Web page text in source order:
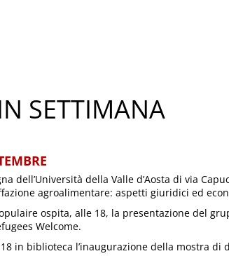
SETTIMANA
dell’Università della Valle d’Aosta di via
agroalimentare: aspetti giuridici ed
ospita, alle 18, la presentazione del
Welcome.
18 in biblioteca l’inaugurazione della mostra di